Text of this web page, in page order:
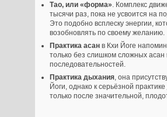
Тао, или «форма». Комплекс
тысячи раз, пока не усвоится на
Это подобно всплеску энергии,
возобновлять по своему желанию.
Практика асан в Кхи Йоге
только без слишком сложных
последовательностей.
Практика дыхания, она
Йоги, однако к серьёзной
только после значительной,